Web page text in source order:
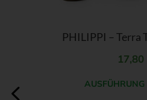
PHILIPPI – Terra
17,80
können